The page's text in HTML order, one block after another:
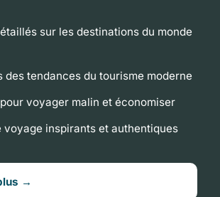
sur les destinations du monde
des tendances du tourisme moderne
voyager malin et économiser
voyage inspirants et authentiques
→